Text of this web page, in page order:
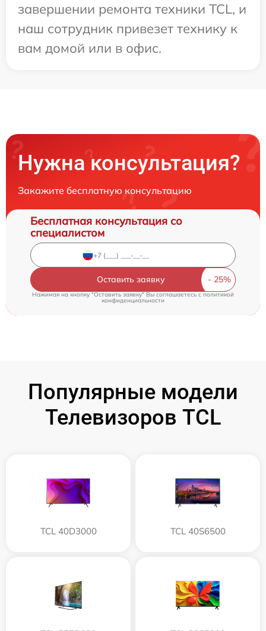
завершении ремонта техники TCL, и
наш сотрудник привезет технику к
вам домой или в офис.
Нужна консультация?
Закажите бесплатную консультацию
Бесплатная консультация со
специалистом
Оставить заявку
Нажимая на кнопку "Оставить заявку" Вы соглашаетесь cполитикой
конфиденциальности
Популярные модели
Телевизоров TCL
TCL 40D3000 TCL 40S6500